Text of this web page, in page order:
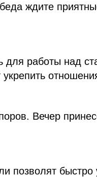
ждите
для работы над
Вечер
позволят